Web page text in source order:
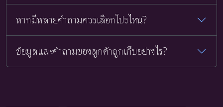
หากมีหลายคำถามควรเลือกโปรไหน?
ข้อมูลและคำถามของลูกค้าถูกเก็บอย่างไร?